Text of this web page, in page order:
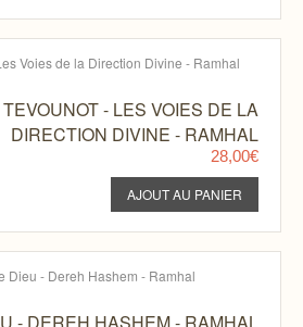
TEVOUNOT - LES VOIES DE LA
DIRECTION DIVINE - RAMHAL
28,00€